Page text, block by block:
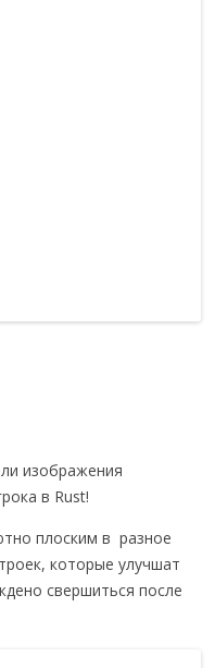
изображения
в Rust!
плоским в разное
которые улучшат
свершиться после